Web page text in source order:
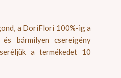
a DoriFlori 100%-ig a
bármilyen csereigény
a termékedet 10